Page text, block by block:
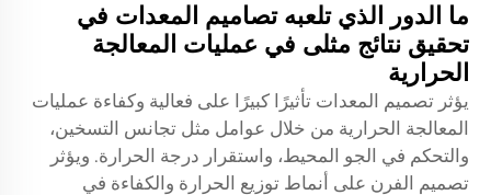
ما الدور الذي تلعبه تصاميم المعدات في
تحقيق نتائج مثلى في عمليات المعالجة
الحرارية
يؤثر تصميم المعدات تأثيرًا كبيرًا على فعالية وكفاءة عمليات
المعالجة الحرارية من خلال عوامل مثل تجانس التسخين،
والتحكم في الجو المحيط، واستقرار درجة الحرارة. ويؤثر
تصميم الفرن على أنماط توزيع الحرارة والكفاءة في